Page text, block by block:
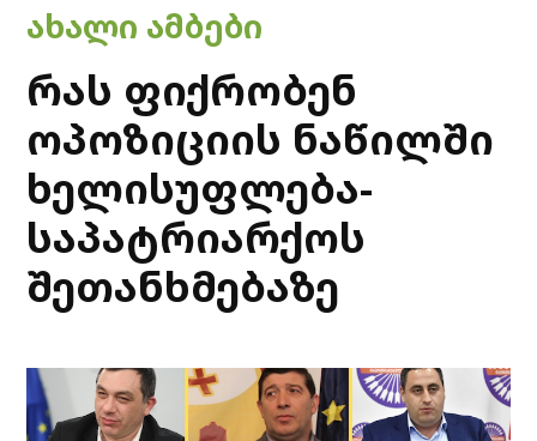
POSTED
IN
ᲐᲮᲐᲚᲘ ᲐᲛᲑᲔᲑᲘ
რას ფიქრობენ
ოპოზიციის ნაწილში
ხელისუფლება-
საპატრიარქოს
შეთანხმებაზე